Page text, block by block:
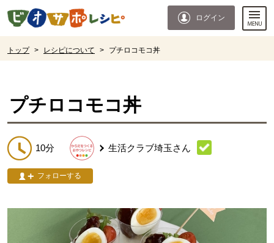
ページの先頭です。
ログイン
トップ > レシピについて > プチロコモコ丼
プチロコモコ丼
10分 生活クラブ埼玉 さん
フォローする